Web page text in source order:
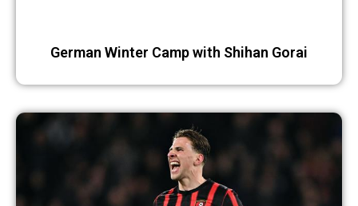
German Winter Camp with Shihan Gorai